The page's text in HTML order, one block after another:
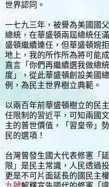
世界認同。
一七九三年，被譽為美國國
總統，在華盛頓兩屆總統任
盛頓繼續連任，但華盛頓婉
地上，我的所作所為將可能
直言「你們再繼續選我做總
度」，從此華盛頓創設美國
例，為民主世界樹立典範。
以兩百年前華盛頓樹立的民
任限制的習近平，可知兩國
主的普世價值，「習皇帝」
民的選項！
台灣曾發生國大代表修憲「
限」是民主常識，人民透過
更是不可片面延長的國民主